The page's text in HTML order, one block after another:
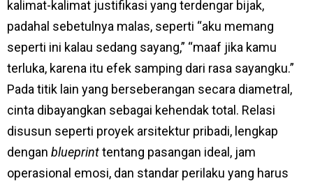
kalimat-kalimat justifikasi yang terdengar bijak,
padahal sebetulnya malas, seperti “aku memang
seperti ini kalau sedang sayang,” “maaf jika kamu
terluka, karena itu efek samping dari rasa sayangku.”
Pada titik lain yang berseberangan secara diametral,
cinta dibayangkan sebagai kehendak total. Relasi
disusun seperti proyek arsitektur pribadi, lengkap
dengan blueprinttentang pasangan ideal, jam
operasional emosi, dan standar perilaku yang harus